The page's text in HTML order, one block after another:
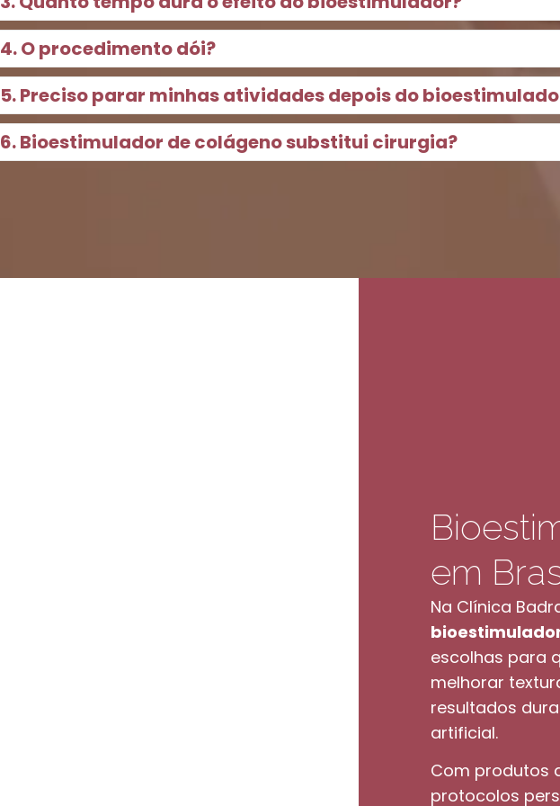
4. O procedimento dói?
5. Preciso parar minhas atividades depois do
6. Bioestimulador de colágeno substitui cirurgia?
em
Na Clínica
escolhas para
melhorar
resultados
artificial.
Com produtos
protocolos